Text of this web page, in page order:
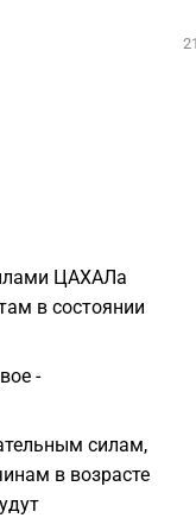
ЦАХАЛа
в состоянии
-
силам,
в возрасте